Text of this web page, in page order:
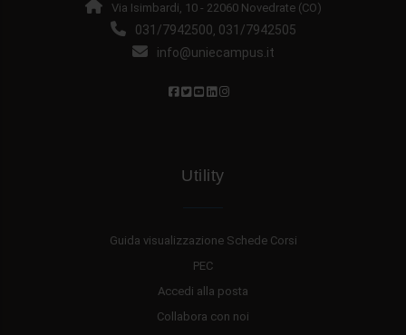
Via Isimbardi, 10 - 22060 Novedrate (CO)
031/7942500, 031/7942505
info@uniecampus.it
Utility
Guida visualizzazione Schede Corsi
PEC
Accedi alla posta
Collabora con noi